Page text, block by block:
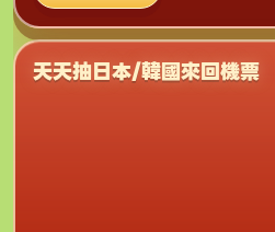
天天抽日本/韓國來回機票